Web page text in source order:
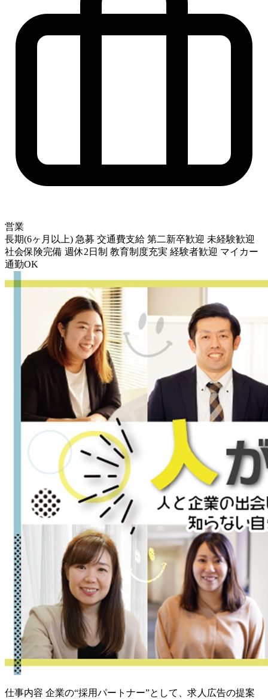
営業
長期(6ヶ月以上) 急募 交通費支給 第二新卒歓迎 未経験歓迎
社会保険完備 週休2日制 教育制度充実 経験者歓迎 マイカー
通勤OK
仕事内容 企業の“採用パートナー”として、求人広告の提案